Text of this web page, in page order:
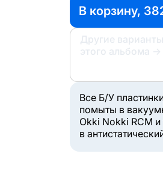
В корзину,
Другие варианты
этого альбома
→
Все Б/У
помыты в
Okki Nokki RCM
в